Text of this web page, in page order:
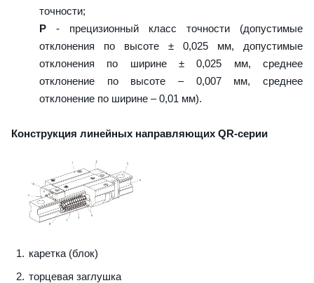
точности;
P - прецизионный класс точности (допустимые
отклонения по высоте ± 0,025 мм, допустимые
отклонения по ширине ± 0,025 мм, среднее
отклонение по высоте – 0,007 мм, среднее
отклонение по ширине – 0,01 мм).
Конструкция линейных направляющих QR-серии
каретка (блок)
торцевая заглушка